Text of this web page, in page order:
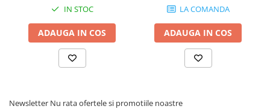
Masini de fum si ceata
Mixere DMX
Moving Head-uri
Par Led si Pinspot
Scene şi Ring-uri de Dans
IN STOC
ADAUGA IN COS
LA COMANDA
ADAUGA IN COS
Newsletter Nu rata ofertele si promotiile noastre